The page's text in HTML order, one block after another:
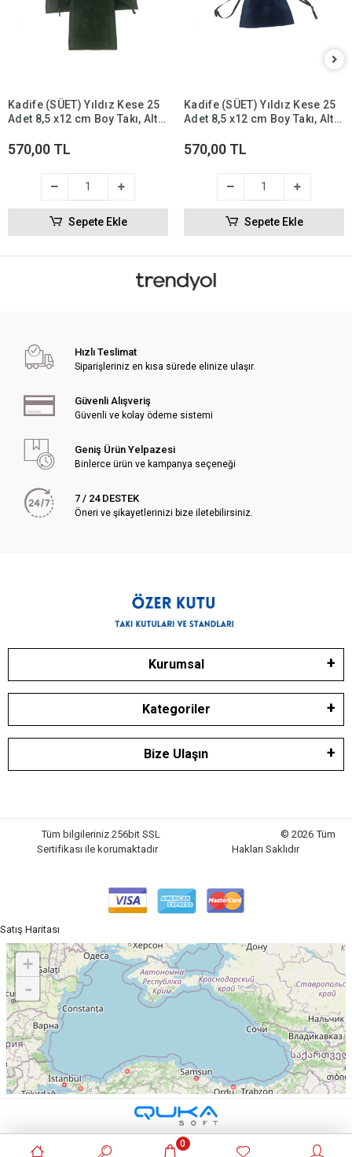
Kadife (SÜET) Yıldız Kese 25
Adet 8,5 x12 cm Boy Takı, Altın
570,00 TL
Sepete Ekle
Kadife (SÜET) Yıldız Kese 25
Adet 8,5 x12 cm Boy Takı, Altın
570,00 TL
Sepete Ekle
Hızlı Teslimat
Siparişleriniz en kısa sürede elinize ulaşır.
Güvenli Alışveriş
Güvenli ve kolay ödeme sistemi
Geniş Ürün Yelpazesi
Binlerce ürün ve kampanya seçeneği
7 / 24 DESTEK
Öneri ve şikayetlerinizi bize iletebilirsiniz.
Kurumsal
Kategoriler
Bize Ulaşın
Tüm bilgileriniz 256bit SSL
Sertifikası ile korumaktadır
© 2026 Tüm
Hakları Saklıdır
0
Satış Haritası